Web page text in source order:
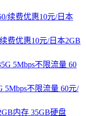
费优惠10元/日本2GB
5Mbps不限流量 60元/